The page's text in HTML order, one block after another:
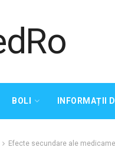
BOLI INFORMAȚII
Efecte secundare ale